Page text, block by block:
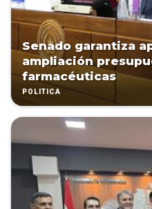
Senado garantiza
ampliación
farmacéuticas
POLÍTICA